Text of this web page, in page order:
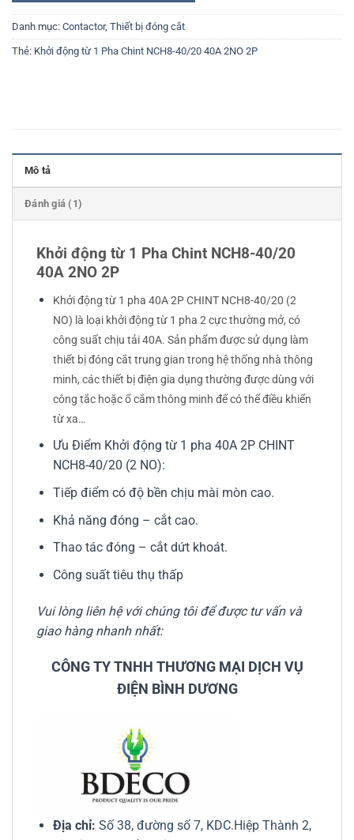
Danh mục: Contactor, Thiết bị đóng cắt
Thẻ: Khởi động từ 1 Pha Chint NCH8-40/20 40A 2NO 2P
Mô tả
Đánh giá (1)
Khởi động từ 1 Pha Chint NCH8-40/20
40A 2NO 2P
Khởi động từ 1 pha 40A 2P CHINT NCH8-40/20 (2
NO) là loại khởi động từ 1 pha 2 cực thường mở, có
công suất chịu tải 40A. Sản phẩm được sử dụng làm
thiết bị đóng cắt trung gian trong hệ thống nhà thông
minh, các thiết bị điện gia dụng thường được dùng với
công tắc hoặc ổ cắm thông minh để có thể điều khiển
từ xa…
Ưu Điểm Khởi động từ 1 pha 40A 2P CHINT
NCH8-40/20 (2 NO):
Tiếp điểm có độ bền chịu mài mòn cao.
Khả năng đóng – cắt cao.
Thao tác đóng – cắt dứt khoát.
Công suất tiêu thụ thấp
Vui lòng liên hệ với chúng tôi để được tư vấn và
giao hàng nhanh nhất:
CÔNG TY TNHH THƯƠNG MẠI DỊCH VỤ
ĐIỆN BÌNH DƯƠNG
Địa chỉ: Số 38, đường số 7, KDC.Hiệp Thành 2,